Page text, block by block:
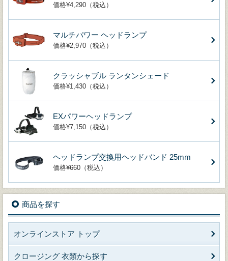
価格¥4,290（税込）
マルチパワー ヘッドランプ
価格¥2,970（税込）
クラッシャブル ランタンシェード
価格¥1,430（税込）
EXパワーヘッドランプ
価格¥7,150（税込）
ヘッドランプ交換用ヘッドバンド 25mm
価格¥660（税込）
商品を探す
オンラインストア トップ
クロージング 衣類から探す